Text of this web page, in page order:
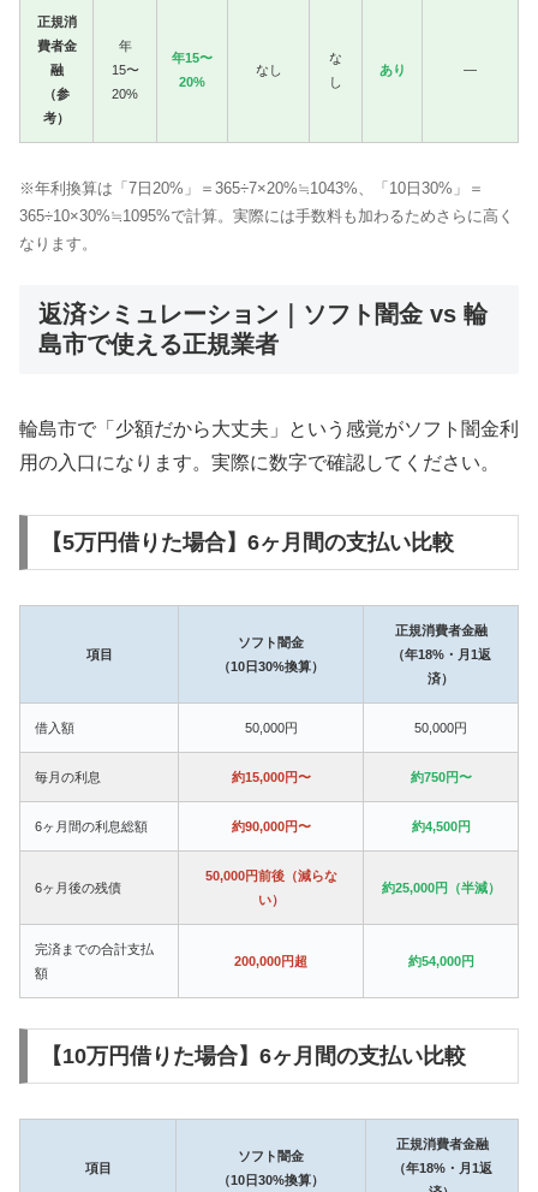
正規消
費者金
融
（参
考）
年
15〜
20%
年15〜
20%
なし
な
し
あり —
※年利換算は「7日20%」＝365÷7×20%≒1043%、「10日30%」＝
365÷10×30%≒1095%で計算。実際には手数料も加わるためさらに高く
なります。
返済シミュレーション｜ソフト闇金 vs 輪
島市で使える正規業者
輪島市で「少額だから大丈夫」という感覚がソフト闇金利
用の入口になります。実際に数字で確認してください。
【5万円借りた場合】6ヶ月間の支払い比較
項目
ソフト闇金
（10日30%換算）
正規消費者金融
（年18%・月1返
済）
借入額 50,000円 50,000円
毎月の利息 約15,000円〜 約750円〜
6ヶ月間の利息総額 約90,000円〜 約4,500円
6ヶ月後の残債
50,000円前後（減らな
い）
約25,000円（半減）
完済までの合計支払
額
200,000円超 約54,000円
【10万円借りた場合】6ヶ月間の支払い比較
項目
ソフト闇金
（10日30%換算）
正規消費者金融
（年18%・月1返